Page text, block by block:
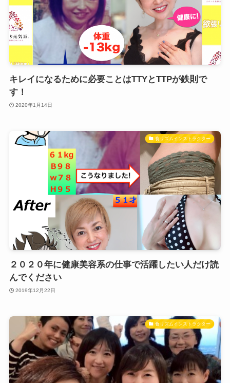
キレイになるために必要ことはTTYとTTPが鉄則で
す！
2020年1月14日
食リズムインストラクター
２０２０年に健康美容系の仕事で活躍したい人だけ読
んでください
2019年12月22日
食リズムインストラクター